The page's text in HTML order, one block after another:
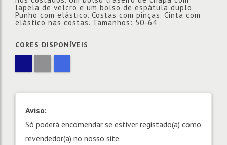
lapela de velcro e um bolso de espátula duplo.
Punho com elástico. Costas com pinças. Cinta com
elástico nas costas. Tamanhos: 50-64
CORES DISPONÍVEIS
Aviso:
Só poderá encomendar se estiver registado(a) como
revendedor(a) no nosso site.